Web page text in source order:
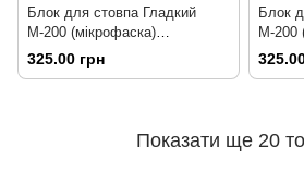
Блок для стовпа Гладкий
М-200 (мікрофаска)
400х300х200 білий
325.00 грн
Блок
М-200
Показати ще 20